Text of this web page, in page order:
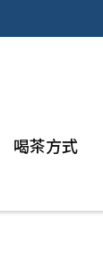
喝茶方式